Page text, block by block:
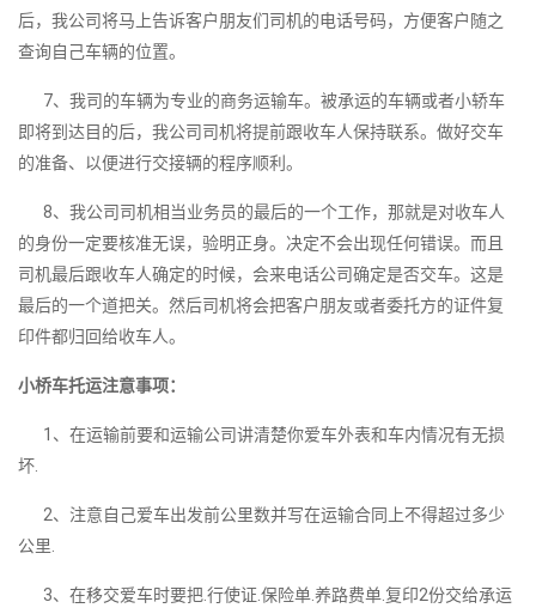
后，我公司将马上告诉客户朋友们司机的电话号码，方便客户随之
查询自己车辆的位置。
7、我司的车辆为专业的商务运输车。被承运的车辆或者小轿车
即将到达目的后，我公司司机将提前跟收车人保持联系。做好交车
的准备、以便进行交接辆的程序顺利。
8、我公司司机相当业务员的最后的一个工作，那就是对收车人
的身份一定要核准无误，验明正身。决定不会出现任何错误。而且
司机最后跟收车人确定的时候，会来电话公司确定是否交车。这是
最后的一个道把关。然后司机将会把客户朋友或者委托方的证件复
印件都归回给收车人。
小桥车托运注意事项：
1、在运输前要和运输公司讲清楚你爱车外表和车内情况有无损
坏.
2、注意自己爱车出发前公里数并写在运输合同上不得超过多少
公里.
3、在移交爱车时要把.行使证.保险单.养路费单.复印2份交给承运